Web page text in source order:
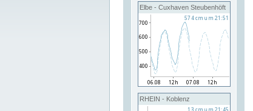
Elbe - Cuxhaven Steubenhöft
RHEIN - Koblenz